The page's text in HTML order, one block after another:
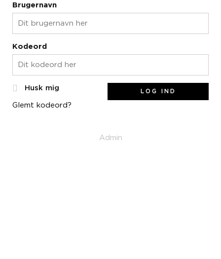
Brugernavn
Kodeord
Husk mig
LOG IND
Glemt kodeord?
Admin